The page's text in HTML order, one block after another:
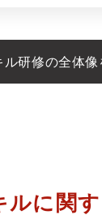
ル研修の全体像
ルに関